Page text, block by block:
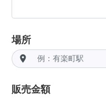
場所
room
販売金額